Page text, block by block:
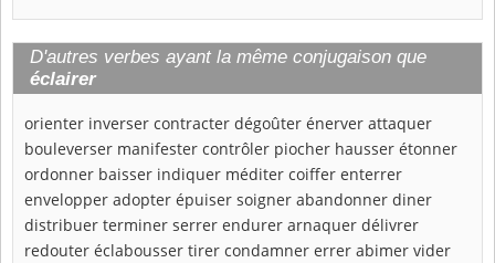
D'autres verbes ayant la même conjugaison que
éclairer
orienter inverser contracter dégoûter énerver attaquer
bouleverser manifester contrôler piocher hausser étonner
ordonner baisser indiquer méditer coiffer enterrer
envelopper adopter épuiser soigner abandonner diner
distribuer terminer serrer endurer arnaquer délivrer
redouter éclabousser tirer condamner errer abimer vider